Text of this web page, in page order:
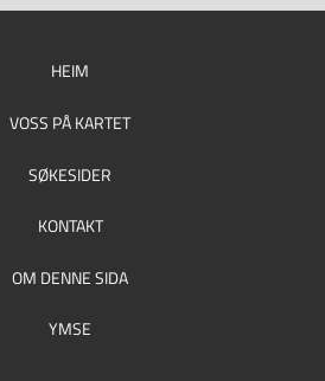
HEIM
VOSS PÅ KARTET
SØKESIDER
KONTAKT
OM DENNE SIDA
YMSE